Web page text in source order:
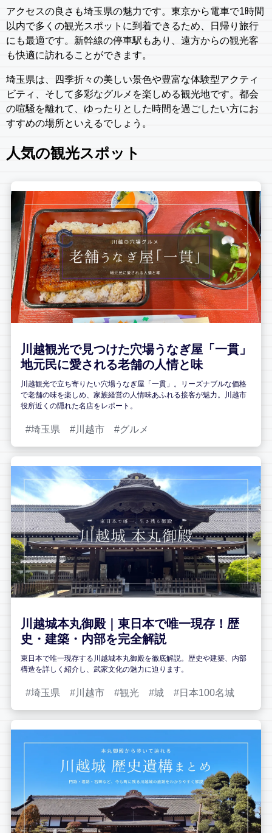
アクセスの良さも埼玉県の魅力です。東京から電車で1時間
以内で多くの観光スポットに到着できるため、日帰り旅行
にも最適です。新幹線の停車駅もあり、遠方からの観光客
も快適に訪れることができます。
埼玉県は、四季折々の美しい景色や豊富な体験型アクティ
ビティ、そして多彩なグルメを楽しめる観光地です。都会
の喧騒を離れて、ゆったりとした時間を過ごしたい方にお
すすめの場所といえるでしょう。
人気の観光スポット
川越観光で見つけた穴場うなぎ屋「一貫」
地元民に愛される老舗の人情と味
川越観光で立ち寄りたい穴場うなぎ屋「一貫」。リーズナブルな価格
で老舗の味を楽しめ、家族経営の人情味あふれる接客が魅力。川越市
役所近くの隠れた名店をレポート。
埼玉県 川越市 グルメ
川越城本丸御殿｜東日本で唯一現存！歴
史・建築・内部を完全解説
東日本で唯一現存する川越城本丸御殿を徹底解説。歴史や建築、内部
構造を詳しく紹介し、武家文化の魅力に迫ります。
埼玉県 川越市 観光 城 日本100名城